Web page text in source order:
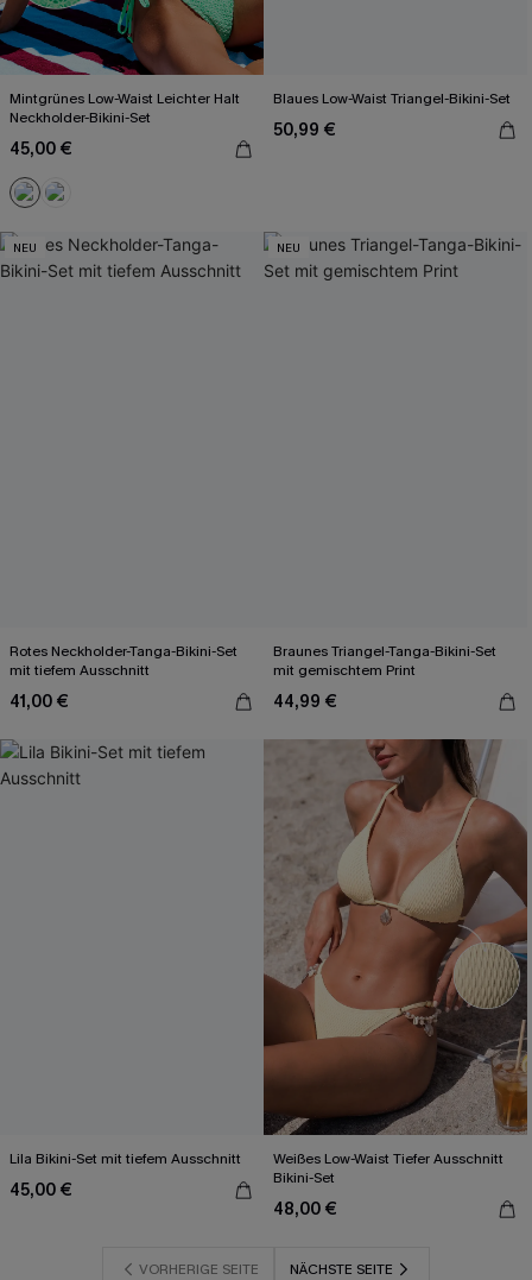
Mintgrünes Low-Waist Leichter Halt
Neckholder-Bikini-Set
45,00 €
Blaues Low-Waist Triangel-Bikini-Set
50,99 €
NEU
Rotes Neckholder-Tanga-Bikini-Set
mit tiefem Ausschnitt
41,00 €
NEU
Braunes Triangel-Tanga-Bikini-Set
mit gemischtem Print
44,99 €
Lila Bikini-Set mit tiefem Ausschnitt
45,00 €
Weißes Low-Waist Tiefer Ausschnitt
Bikini-Set
48,00 €
VORHERIGE SEITE NÄCHSTE SEITE